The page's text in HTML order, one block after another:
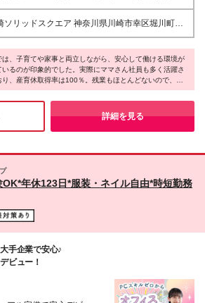
ごと（契約期間満了前に判断） ※更新上限：なし
└時給1730円～＋ミニボーナス年2回＋交通費
は、経験・スキルに応じて加給・優遇いたしま
中は時給1700円となります 《月収例》 時給
×1日7時間×週5日勤務 ＝月収24万2200円
ソリッドスクエア 神奈川県川崎市幸区堀川町
地 └カフェやコンビニはもちろん、スポーツク
郵便局、薬局、パスポートセンターなども入っ
す (変更の範囲)上記を除く当社関連勤
は、子育てや家事と両立しながら、安心して働ける環境が
いるのが印象的でした。実際にママさん社員も多く活躍さ
り、産育休取得率は100％。残業もほとんどないので、家
切にしたい方にもぴったりです。経験に合わせた丁寧な研
り、チームで支え合う温かい雰囲気も魅力。長く安心して
い女性におすすめの職場です。
詳細を見る
年休123日*服装・ネイル自由*時短勤務
手企業で安心♪
ビュー！